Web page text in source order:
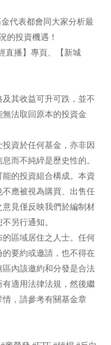
代表都會同大家分析最
的投資機遇！
直播】專頁、【新城
其收益可升可跌，並不
法取回原本的投資金
資於任何基金，亦非因
而不純綷是歷史性的。
的投資組合構成。本資
應被視為購買、出售任
見僅反映我們於編制材
另行通知。
區域居住之人士。任何
要約或邀請，也不得在
內該邀約和分發是合法
適用法律法規，然後繼
，請參考有關基金章